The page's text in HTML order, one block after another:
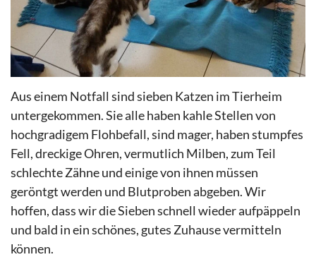
Aus einem Notfall sind sieben Katzen im Tierheim
untergekommen. Sie alle haben kahle Stellen von
hochgradigem Flohbefall, sind mager, haben stumpfes
Fell, dreckige Ohren, vermutlich Milben, zum Teil
schlechte Zähne und einige von ihnen müssen
geröntgt werden und Blutproben abgeben. Wir
hoffen, dass wir die Sieben schnell wieder aufpäppeln
und bald in ein schönes, gutes Zuhause vermitteln
können.